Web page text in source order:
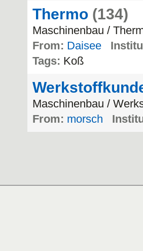
Thermo (134)
Maschinenbau /
From: Daisee
Tags: Koß
Maschinenbau /
From: morsch